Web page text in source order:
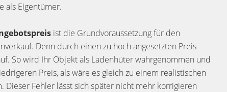
als Eigentümer.
ist die Grundvoraussetzung für den
Denn durch einen zu hoch angesetzten Preis
So wird Ihr Objekt als Ladenhüter wahrgenommen und
Preis, als wäre es gleich zu einem realistischen
Dieser Fehler lässt sich später nicht mehr korrigieren